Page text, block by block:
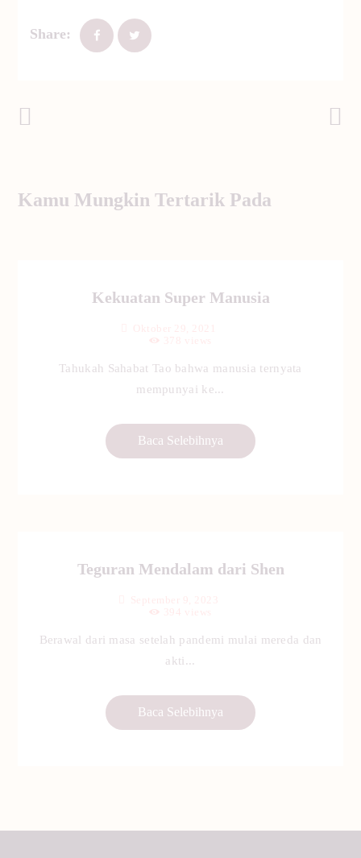
Share:
Kamu Mungkin Tertarik Pada
Kekuatan Super Manusia
Tahukah Sahabat Tao bahwa manusia ternyata
mempunyai ke...
Baca Selebihnya
Teguran Mendalam dari Shen
Berawal dari masa setelah pandemi mulai mereda dan
akti...
Baca Selebihnya